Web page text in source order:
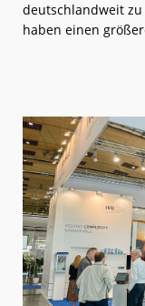
deutschlandweit
haben einen